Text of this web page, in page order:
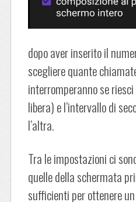
dopo aver inserito il
scegliere quante
interromperanno se
libera) e l’intervallo di
l’altra.
Tra le impostazioni ci
quelle della schermata
sufficienti per ottenere